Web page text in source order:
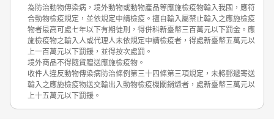
為防治動物傳染病，境外動物或動物產品等應施檢疫物輸入我國，應符
合動物檢疫規定，並依規定申請檢疫。擅自輸入屬禁止輸入之應施檢疫
物者最高可處七年以下有期徒刑，得併科新臺幣三百萬元以下罰金。應
施檢疫物之輸入人或代理人未依規定申請檢疫者，得處新臺幣五萬元以
上一百萬元以下罰鍰，並得按次處罰。
境外商品不得隨貨贈送應施檢疫物。
收件人違反動物傳染病防治條例第三十四條第三項規定，未將郵遞寄送
輸入之應施檢疫物送交輸出入動物檢疫機關銷燬者，處新臺幣三萬元以
上十五萬元以下罰鍰。